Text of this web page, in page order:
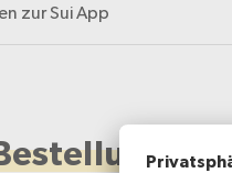
zur Sui App